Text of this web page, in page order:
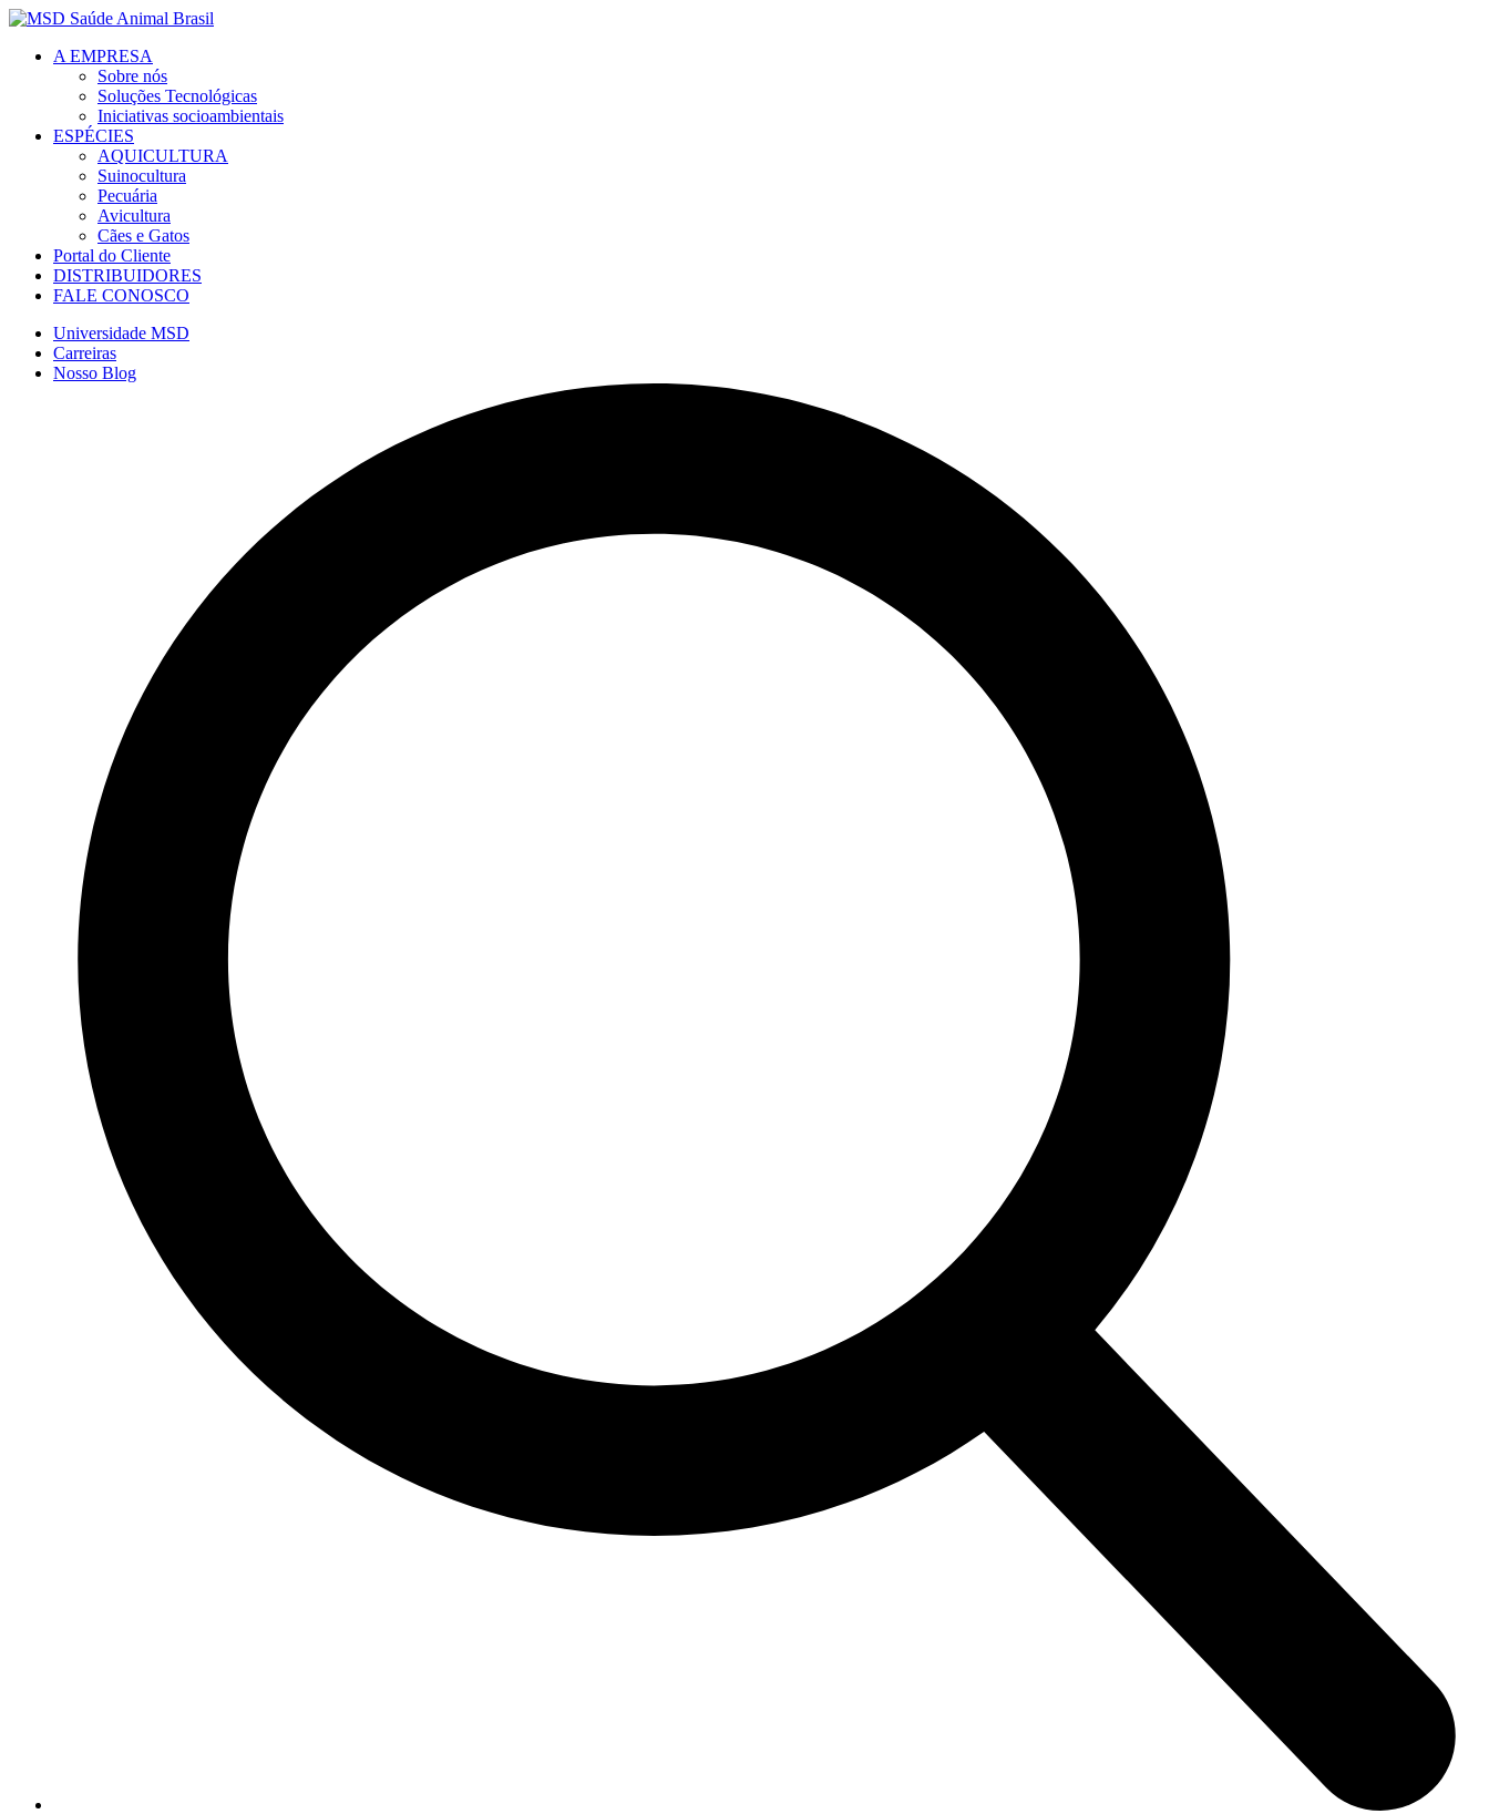
A EMPRESA
Sobre nós
Soluções Tecnológicas
Iniciativas socioambientais
ESPÉCIES
AQUICULTURA
Suinocultura
Pecuária
Avicultura
Cães e Gatos
Portal do Cliente
DISTRIBUIDORES
FALE CONOSCO
Universidade MSD
Carreiras
Nosso Blog